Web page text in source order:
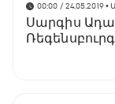
00:00 / 24.05.2019•
Սարգիս